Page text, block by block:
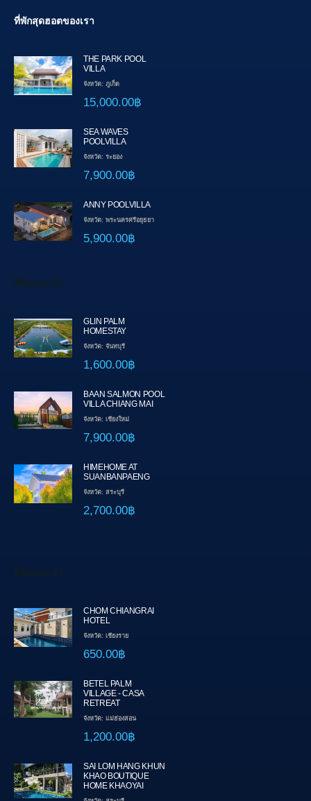
ที่พักสุดฮอตของเรา
THE PARK POOL
VILLA
จังหวัด: ภูเก็ต
15,000.00฿
SEA WAVES
POOLVILLA
จังหวัด: ระยอง
7,900.00฿
ANNY POOLVILLA
จังหวัด: พระนครศรีอยุธยา
5,900.00฿
ที่พักแนะนำ
GLIN PALM
HOMESTAY
จังหวัด: จันทบุรี
1,600.00฿
BAAN SALMON POOL
VILLA CHIANG MAI
จังหวัด: เชียงใหม่
7,900.00฿
HIMEHOME AT
SUANBANPAENG
จังหวัด: สระบุรี
2,700.00฿
ที่พักแนะนำ
CHOM CHIANGRAI
HOTEL
จังหวัด: เชียงราย
650.00฿
BETEL PALM
VILLAGE - CASA
RETREAT
จังหวัด: แม่ฮ่องสอน
1,200.00฿
SAI LOM HANG KHUN
KHAO BOUTIQUE
HOME KHAOYAI